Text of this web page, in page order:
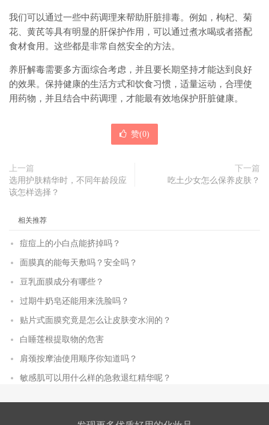
我们可以通过一些中药调理来帮助肝脏排毒。例如，枸杞、菊
花、黄芪等具有明显的肝保护作用，可以通过煮水喝或者搭配
食材食用。这些都是非常自然安全的方法。
养肝解毒需要多方面综合考虑，并且要长期坚持才能达到良好
的效果。保持健康的生活方式和饮食习惯，适量运动，合理使
用药物，并且结合中药调理，才能最有效地保护肝脏健康。
赞(0)
上一篇
选用护肤精华时，不同年龄段应
该怎样选择？
下一篇
吃土少女怎么保养皮肤？
相关推荐
痘痘上的小白点能挤掉吗？
面膜真的能每天敷吗？安全吗？
豆乳面膜成分有哪些？
过期牛奶皂还能用来洗脸吗？
贴片式面膜究竟是怎么让皮肤变水润的？
白睡莲根提取物的危害
肩颈按摩油使用顺序你知道吗？
敏感肌可以用什么样的急救退红精华呢？